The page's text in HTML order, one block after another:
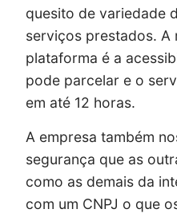
quesito de variedade
serviços prestados. A
plataforma é a
pode parcelar e o
em até 12 horas.
A empresa também
segurança que as
como as demais da
com um CNPJ o que